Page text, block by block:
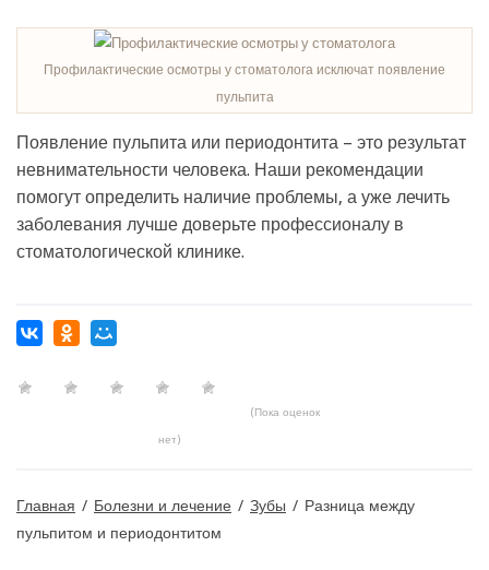
Профилактические осмотры у стоматолога исключат появление
пульпита
Появление пульпита или периодонтита – это результат
невнимательности человека. Наши рекомендации
помогут определить наличие проблемы, а уже лечить
заболевания лучше доверьте профессионалу в
стоматологической клинике.
(Пока оценок
нет)
Главная / Болезни и лечение / Зубы / Разница между
пульпитом и периодонтитом